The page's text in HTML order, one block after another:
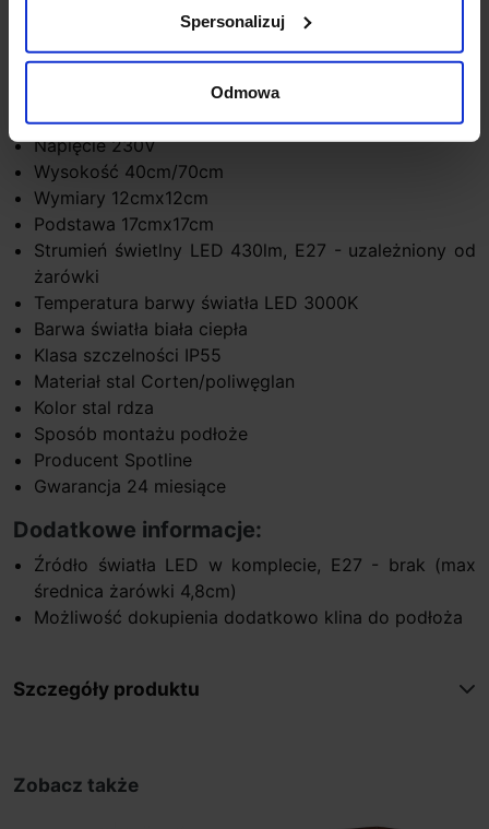
Spersonalizuj
Odmowa
i podjazdów wokół domu.
Dane techniczne:
Źródło światła 1 x E27 lub SMD LED
Moc E27 max 11W, LED-8,6W
Napięcie 230V
Wysokość 40cm/70cm
Wymiary 12cmx12cm
Podstawa 17cmx17cm
Strumień świetlny LED 430lm, E27 - uzależniony od
żarówki
Temperatura barwy światła LED 3000K
Barwa światła biała ciepła
Klasa szczelności IP55
Materiał stal Corten/poliwęglan
Kolor stal rdza
Sposób montażu podłoże
Producent Spotline
Gwarancja 24 miesiące
Dodatkowe informacje:
Źródło światła LED w komplecie, E27 - brak (max
średnica żarówki 4,8cm)
Możliwość dokupienia dodatkowo klina do podłoża
Szczegóły produktu
Zobacz także